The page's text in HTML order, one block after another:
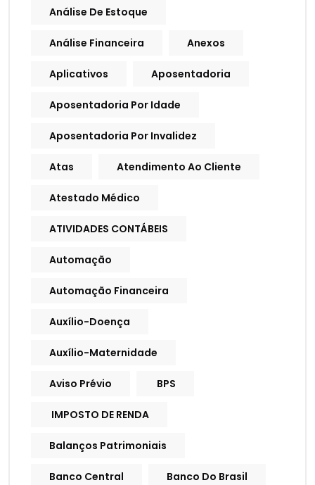
Análise De Estoque
Análise Financeira Anexos
Aplicativos Aposentadoria
Aposentadoria Por Idade
Aposentadoria Por Invalidez
Atas Atendimento Ao Cliente
Atestado Médico
ATIVIDADES CONTÁBEIS
Automação
Automação Financeira
Auxílio-Doença
Auxílio-Maternidade
Aviso Prévio BPS
IMPOSTO DE RENDA
Balanços Patrimoniais
Banco Central Banco Do Brasil